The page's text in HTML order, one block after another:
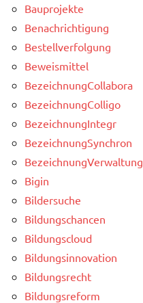
Bauprojekte
Benachrichtigung
Bestellverfolgung
Beweismittel
BezeichnungCollabora
BezeichnungColligo
BezeichnungIntegr
BezeichnungSynchron
BezeichnungVerwaltung
Bigin
Bildersuche
Bildungschancen
Bildungscloud
Bildungsinnovation
Bildungsrecht
Bildungsreform